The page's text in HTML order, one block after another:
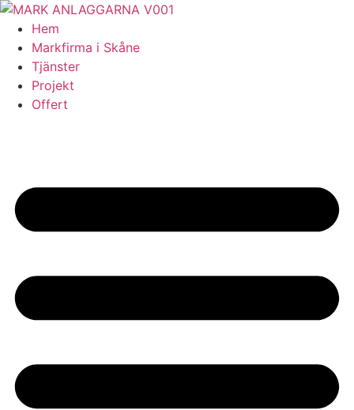
Skip
content
Hem
Markfirma i Skåne
Tjänster
Projekt
Offert